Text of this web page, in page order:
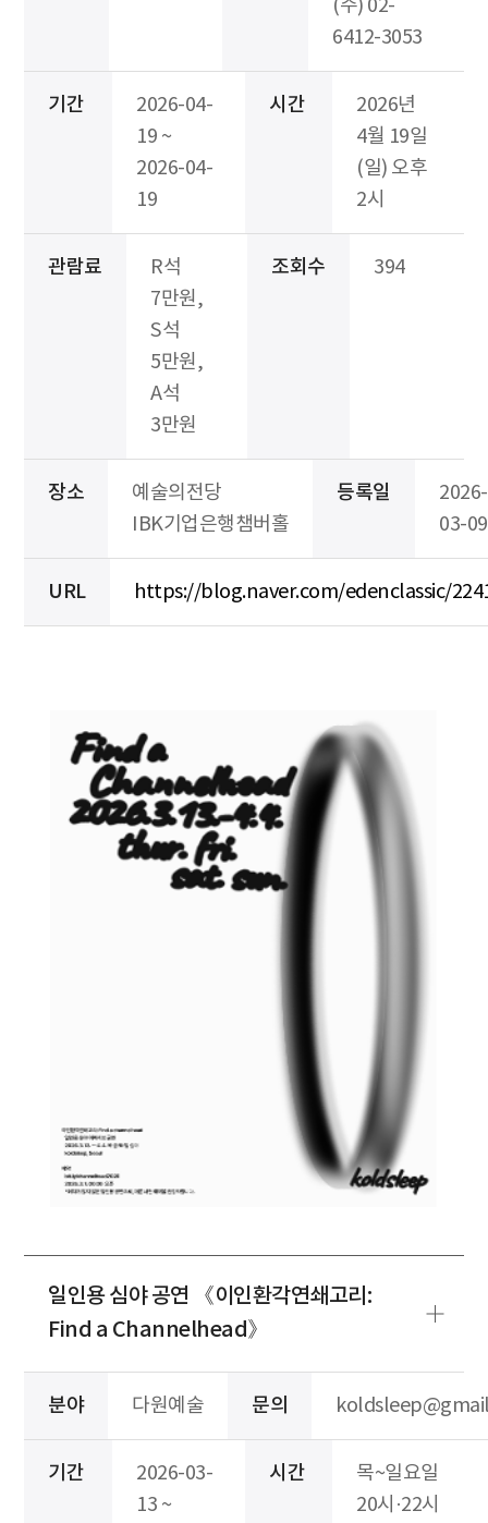
(주) 02-
6412-3053
기간
2026-04-
19 ~
2026-04-
19
시간
2026년
4월 19일
(일) 오후
2시
관람료
R석
7만원,
S석
5만원,
A석
3만원
조회수 394
장소
예술의전당
IBK기업은행챔버홀
등록일
2026-
03-09
URL https://blog.naver.com/edenclassic/
일인용 심야 공연 《이인환각연쇄고리:
Find a Channelhead》
분야 다원예술 문의
기간
2026-03-
13 ~
시간
목~일요일
20시·22시